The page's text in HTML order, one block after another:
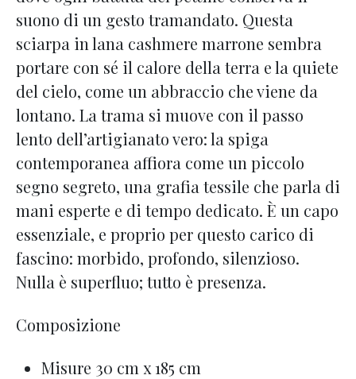
suono di un gesto tramandato. Questa
sciarpa in lana cashmere marrone sembra
portare con sé il calore della terra e la quiete
del cielo, come un abbraccio che viene da
lontano. La trama si muove con il passo
lento dell’artigianato vero: la spiga
contemporanea affiora come un piccolo
segno segreto, una grafia tessile che parla di
mani esperte e di tempo dedicato. È un capo
essenziale, e proprio per questo carico di
fascino: morbido, profondo, silenzioso.
Nulla è superfluo; tutto è presenza.
Composizione
Misure 30 cm x 185 cm